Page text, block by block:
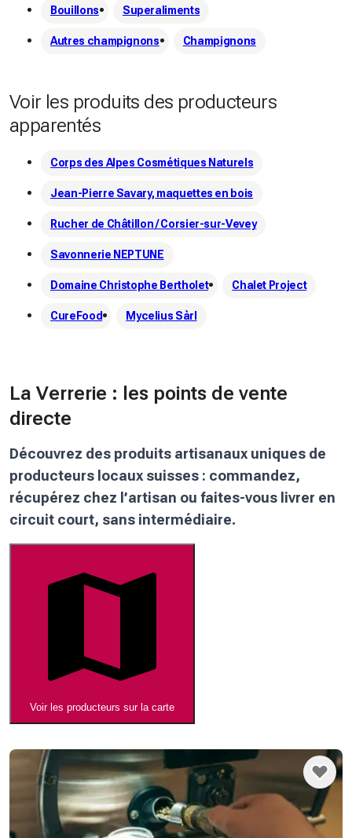
Bouillons Superaliments
Autres champignons Champignons
Voir les produits des producteurs
apparentés
Corps des Alpes Cosmétiques Naturels
Jean-Pierre Savary, maquettes en bois
Rucher de Châtillon / Corsier-sur-Vevey
Savonnerie NEPTUNE
Domaine Christophe Bertholet Chalet Project
CureFood Mycelius Sàrl
La Verrerie : les points de vente
directe
Découvrez des produits artisanaux uniques de
producteurs locaux suisses : commandez,
récupérez chez l’artisan ou faites-vous livrer en
circuit court, sans intermédiaire.
Voir les producteurs sur la carte